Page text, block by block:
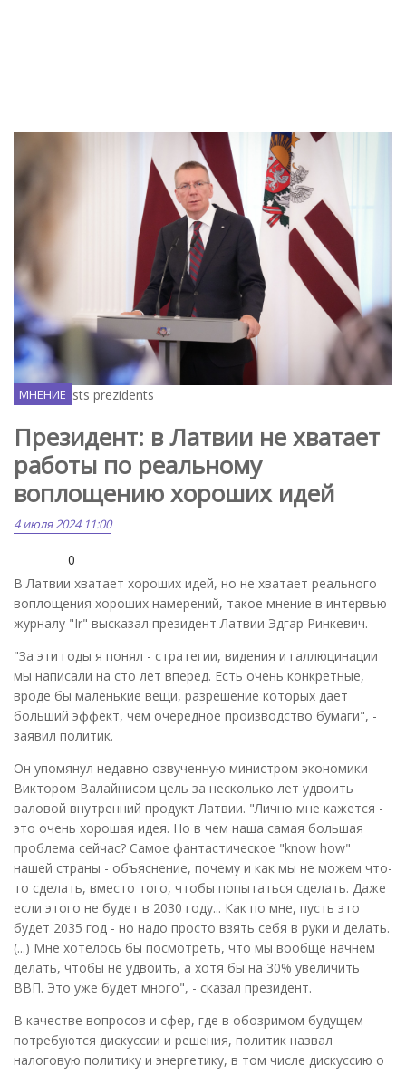
Flickr / Valsts prezidents
МНЕНИЕ
Президент: в Латвии не хватает
работы по реальному
воплощению хороших идей
4 июля 2024 11:00
0
В Латвии хватает хороших идей, но не хватает реального
воплощения хороших намерений, такое мнение в интервью
журналу "Ir" высказал президент Латвии Эдгар Ринкевич.
"За эти годы я понял - стратегии, видения и галлюцинации
мы написали на сто лет вперед. Есть очень конкретные,
вроде бы маленькие вещи, разрешение которых дает
больший эффект, чем очередное производство бумаги", -
заявил политик.
Он упомянул недавно озвученную министром экономики
Виктором Валайнисом цель за несколько лет удвоить
валовой внутренний продукт Латвии. "Лично мне кажется -
это очень хорошая идея. Но в чем наша самая большая
проблема сейчас? Самое фантастическое "know how"
нашей страны - объяснение, почему и как мы не можем что-
то сделать, вместо того, чтобы попытаться сделать. Даже
если этого не будет в 2030 году... Как по мне, пусть это
будет 2035 год - но надо просто взять себя в руки и делать.
(...) Мне хотелось бы посмотреть, что мы вообще начнем
делать, чтобы не удвоить, а хотя бы на 30% увеличить
ВВП. Это уже будет много", - сказал президент.
В качестве вопросов и сфер, где в обозримом будущем
потребуются дискуссии и решения, политик назвал
налоговую политику и энергетику, в том числе дискуссию о